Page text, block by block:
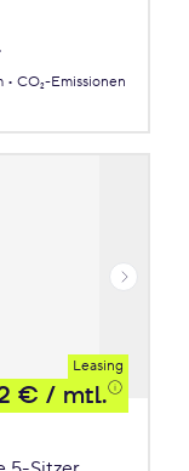
CO₂-Emissionen
Leasing
€ / mtl.